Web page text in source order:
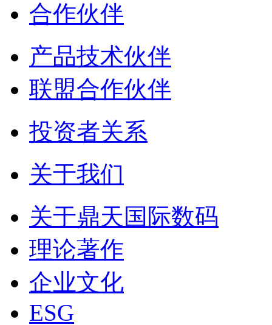
合作伙伴
产品技术伙伴
联盟合作伙伴
投资者关系
关于我们
关于鼎天国际数码
理论著作
企业文化
ESG